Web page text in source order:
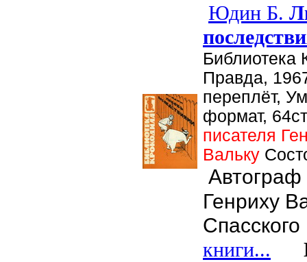
Юдин Б.
Библиотека
Правда,
переплёт,
формат,
писателя
Вальку
Автограф
Генриху
Спасского
книги...